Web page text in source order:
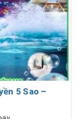
5 Sao –